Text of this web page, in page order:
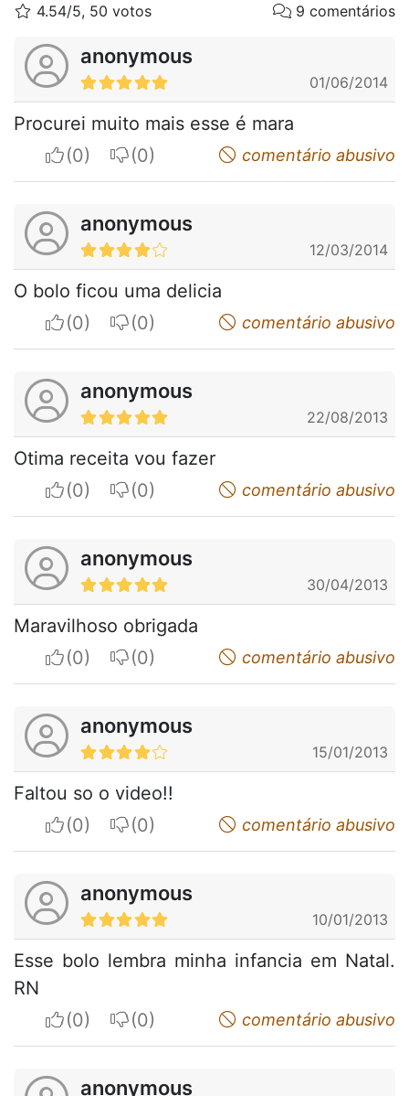
4.54/5, 50 votos 9 comentários
anonymous
01/06/2014
Procurei muito mais esse é mara
I apreciateI do not appreciatecomentário abusivo
anonymous
12/03/2014
O bolo ficou uma delicia
I apreciateI do not appreciatecomentário abusivo
anonymous
22/08/2013
Otima receita vou fazer
I apreciateI do not appreciatecomentário abusivo
anonymous
30/04/2013
Maravilhoso obrigada
I apreciateI do not appreciatecomentário abusivo
anonymous
15/01/2013
Faltou so o video!!
I apreciateI do not appreciatecomentário abusivo
anonymous
10/01/2013
Esse bolo lembra minha infancia em Natal.
RN
I apreciateI do not appreciatecomentário abusivo
anonymous